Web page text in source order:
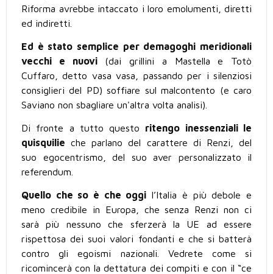
Riforma avrebbe intaccato i loro emolumenti, diretti
ed indiretti.
Ed è stato semplice per demagoghi meridionali
vecchi e nuovi(dai grillini a Mastella e Totò
Cuffaro, detto vasa vasa, passando per i silenziosi
consiglieri del PD) soffiare sul malcontento (e caro
Saviano non sbagliare un'altra volta analisi).
Di fronte a tutto questo ritengo inessenziali le
quisquilie che parlano del carattere di Renzi, del
suo egocentrismo, del suo aver personalizzato il
referendum.
Quello che so è che oggi l’Italia è più debole e
meno credibile in Europa, che senza Renzi non ci
sarà più nessuno che sferzerà la UE ad essere
rispettosa dei suoi valori fondanti e che si batterà
contro gli egoismi nazionali. Vedrete come si
ricomincerà con la dettatura dei compiti e con il “ce